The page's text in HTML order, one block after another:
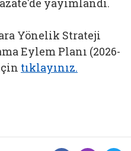
yayımlandı.
Yönelik Strateji
Eylem Planı (2026-
tıklayınız.